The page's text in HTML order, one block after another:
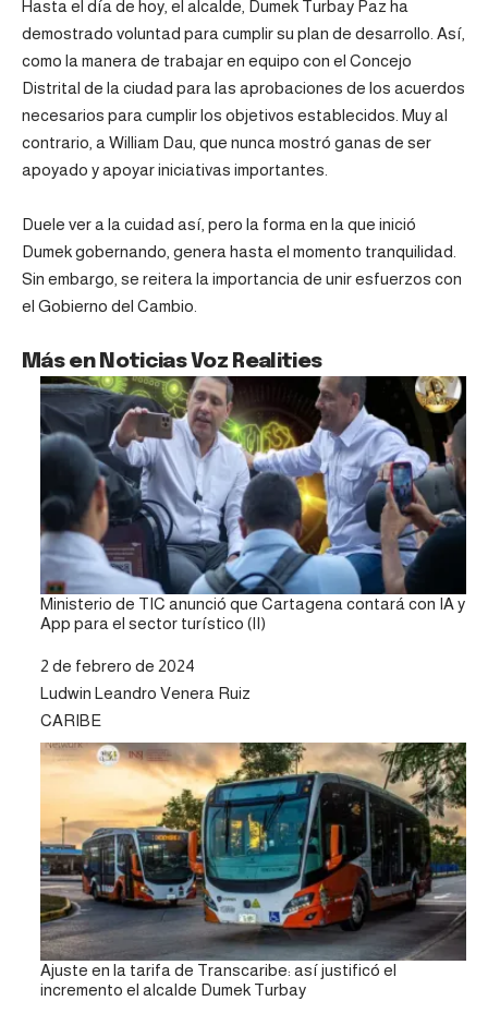
Hasta el día de hoy, el alcalde, Dumek Turbay Paz ha
demostrado voluntad para cumplir su plan de desarrollo. Así,
como la manera de trabajar en equipo con el Concejo
Distrital de la ciudad para las aprobaciones de los acuerdos
necesarios para cumplir los objetivos establecidos. Muy al
contrario, a William Dau, que nunca mostró ganas de ser
apoyado y apoyar iniciativas importantes.
Duele ver a la cuidad así, pero la forma en la que inició
Dumek gobernando, genera hasta el momento tranquilidad.
Sin embargo, se reitera la importancia de unir esfuerzos con
el Gobierno del Cambio.
Más en Noticias Voz Realities
Ministerio de TIC anunció que Cartagena contará con IA y
App para el sector turístico (II)
Fecha
2 de febrero de 2024
Autor
Ludwin Leandro Venera Ruiz
Respecto a
CARIBE
Ajuste en la tarifa de Transcaribe: así justificó el
incremento el alcalde Dumek Turbay